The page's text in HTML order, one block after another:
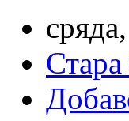
Стара